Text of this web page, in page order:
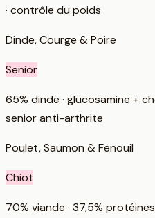
· contrôle du poids
Dinde, Courge & Poire
Senior
65% dinde · glucosamine +
senior anti-arthrite
Poulet, Saumon & Fenouil
Chiot
70% viande · 37,5%